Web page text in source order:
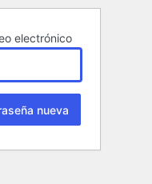
electrónico